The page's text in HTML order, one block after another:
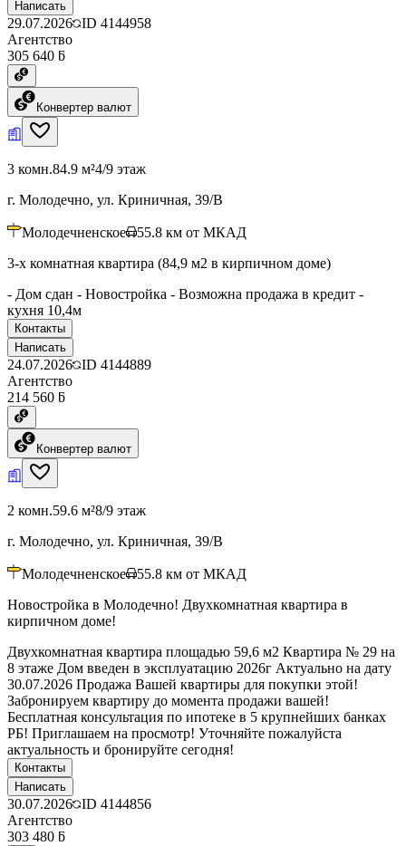
Написать
29.07.2026 ID 4144958
Агентство
305 640 ƃ
Конвертер валют
3 комн.84.9 м²4/9 этаж
г. Молодечно, ул. Криничная, 39/В
Молодечненское 55.8 км от МКАД
3-х комнатная квартира (84,9 м2 в кирпичном доме)
- Дом сдан - Новостройка - Возможна продажа в кредит -
кухня 10,4м
Контакты
Написать
24.07.2026 ID 4144889
Агентство
214 560 ƃ
Конвертер валют
2 комн.59.6 м²8/9 этаж
г. Молодечно, ул. Криничная, 39/В
Молодечненское 55.8 км от МКАД
Новостройка в Молодечно! Двухкомнатная квартира в
кирпичном доме!
Двухкомнатная квартира площадью 59,6 м2 Квартира № 29 на
8 этаже Дом введен в эксплуатацию 2026г Актуально на дату
30.07.2026 Продажа Вашей квартиры для покупки этой!
Забронируем квартиру до момента продажи вашей!
Бесплатная консультация по ипотеке в 5 крупнейших банках
РБ! Приглашаем на просмотр! Уточняйте пожалуйста
актуальность и бронируйте сегодня!
Контакты
Написать
30.07.2026 ID 4144856
Агентство
303 480 ƃ